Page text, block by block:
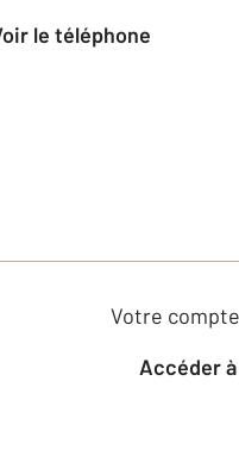
voir le téléphone
Votre
Accéder